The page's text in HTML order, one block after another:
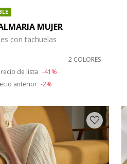
MUJER
con tachuelas
2 COLORES
from
de lista -41%
anterior -2%